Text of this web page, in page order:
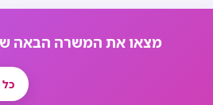
מצאו את המשרה הבאה